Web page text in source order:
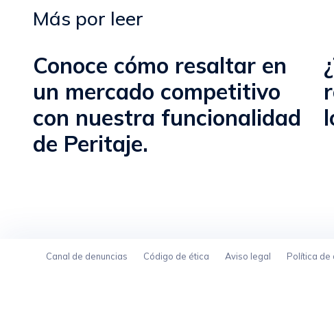
Más por leer
Conoce cómo resaltar en
un mercado competitivo
con nuestra funcionalidad
de Peritaje.
Canal de denuncias Código de ética Aviso legal Política de